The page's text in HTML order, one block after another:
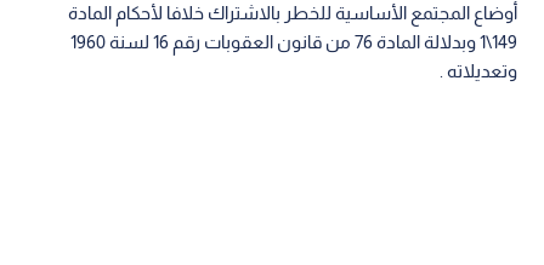
أوضاع المجتمع الأساسية للخطر بالاشتراك خلافا لأحكام المادة
149\1 وبدلالة المادة 76 من قانون العقوبات رقم 16 لسنة 1960
وتعديلاته .